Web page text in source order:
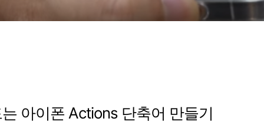
아이폰 Actions 단축어 만들기